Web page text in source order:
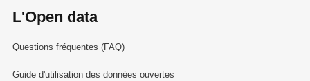
L'Open data
Questions fréquentes (FAQ)
Guide d'utilisation des données ouvertes